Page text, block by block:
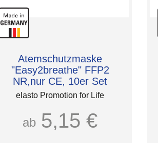
Atemschutzmaske
"Easy2breathe" FFP2
NR,nur CE, 10er Set
elasto Promotion for Life
ab 5,15 €